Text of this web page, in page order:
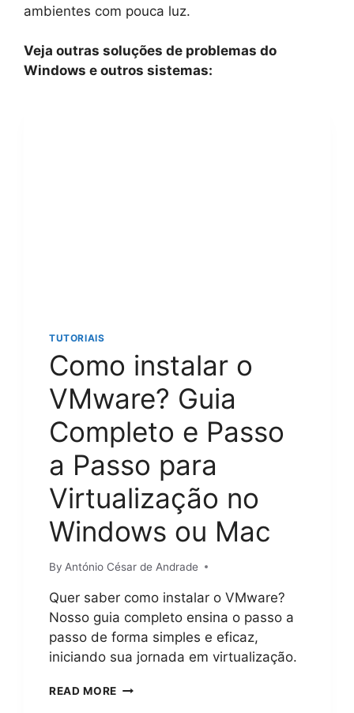
ambientes com pouca luz.
Veja outras soluções de problemas do
Windows e outros sistemas:
TUTORIAIS
Como instalar o
VMware? Guia
Completo e Passo
a Passo para
Virtualização no
Windows ou Mac
By António César de Andrade
Quer saber como instalar o VMware?
Nosso guia completo ensina o passo a
passo de forma simples e eficaz,
iniciando sua jornada em virtualização.
READ MORE COMO